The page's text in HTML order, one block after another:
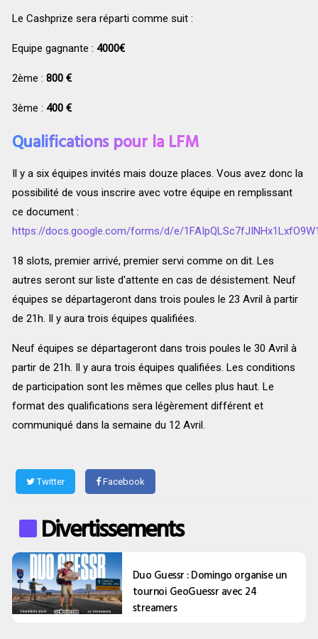
Le Cashprize sera réparti comme suit :
Equipe gagnante : 4000€
2ème : 800 €
3ème : 400 €
Qualifications pour la LFM
Il y a six équipes invités mais douze places. Vous avez donc la
possibilité de vous inscrire avec votre équipe en remplissant
ce document :
https://docs.google.com/forms/d/e/
18 slots, premier arrivé, premier servi comme on dit. Les
autres seront sur liste d'attente en cas de désistement. Neuf
équipes se départageront dans trois poules le 23 Avril à partir
de 21h. Il y aura trois équipes qualifiées.
Neuf équipes se départageront dans trois poules le 30 Avril à
partir de 21h. Il y aura trois équipes qualifiées. Les conditions
de participation sont les mêmes que celles plus haut. Le
format des qualifications sera légèrement différent et
communiqué dans la semaine du 12 Avril.
Twitter Facebook
Divertissements
Duo Guessr : Domingo organise un
tournoi GeoGuessr avec 24
streamers